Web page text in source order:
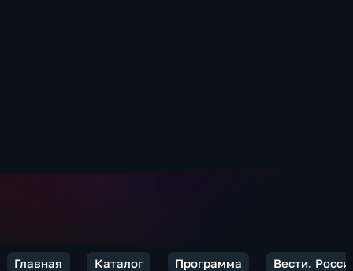
Главная Каталог Программа Вести.